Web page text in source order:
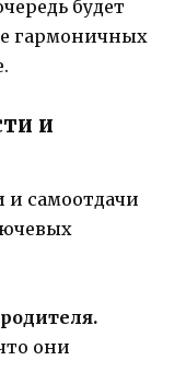
будет
гармоничных
и
и самоотдачи
они